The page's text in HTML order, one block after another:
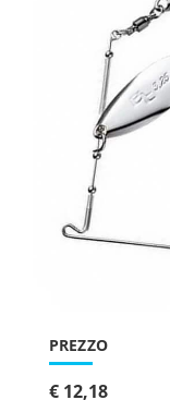
PREZZO
€ 12,18